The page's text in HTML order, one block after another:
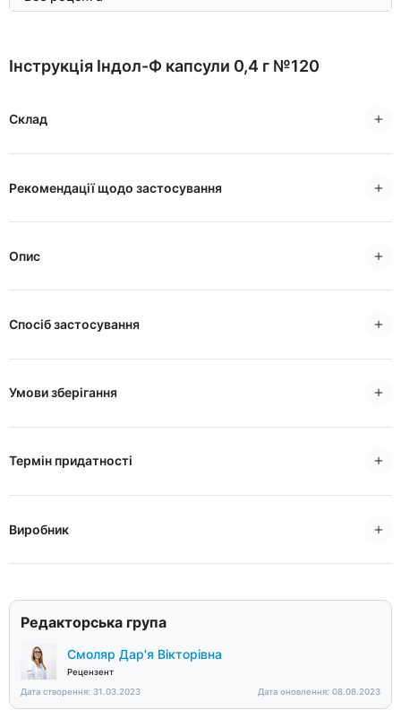
Інструкція Індол-Ф капсули 0,4 г №120
Склад
Рекомендації щодо застосування
Опис
Спосіб застосування
Умови зберігання
Термін придатності
Виробник
Редакторська група
Смоляр Дар'я Вікторівна
Рецензент
Дата створення: 31.03.2023
Дата оновлення: 08.08.2023